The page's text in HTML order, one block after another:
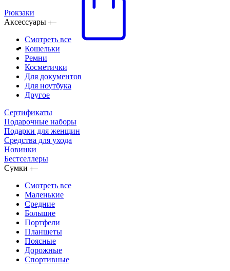
Рюкзаки
Аксессуары
Смотреть все
Кошельки
Ремни
Косметички
Для документов
Для ноутбука
Другое
Сертификаты
Подарочные наборы
Подарки для женщин
Средства для ухода
Новинки
Бестселлеры
Сумки
Смотреть все
Маленькие
Средние
Большие
Портфели
Планшеты
Поясные
Дорожные
Спортивные